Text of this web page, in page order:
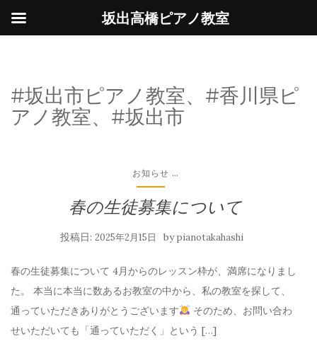
#坂出市ピアノ教室、#香川県ピ
アノ教室、#坂出市
お知らせ ...
春の生徒募集について
投稿日: 2025年2月15日 bypianotakahashi
春の生徒募集について 4月からのレッスン枠が、満席になりまし
た。 本当に本当に数あるお教室の中から、私の教室を探して、
通っていただきありがとうございます
そのため、お問い合わ
せいただいても「通っていただく」という […]
坂出高橋ピアノ教室